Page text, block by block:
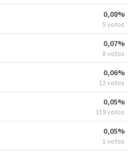
0,08%
5 votos
0,07%
8 votos
0,06%
12 votos
0,05%
319 votos
0,05%
1 votos